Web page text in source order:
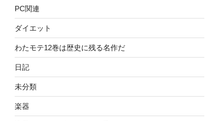
PC関連
ダイエット
わたモテ12巻は歴史に残る名作だ
日記
未分類
楽器